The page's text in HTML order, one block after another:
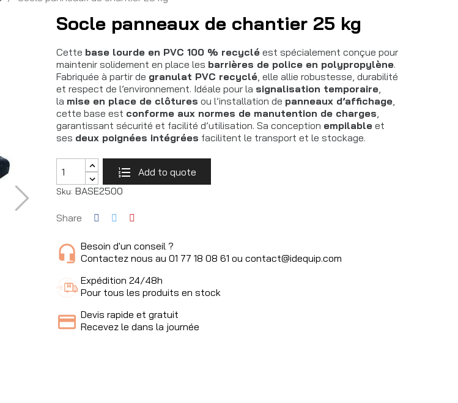
Socle panneaux de chantier 25 kg
Cette base lourde en PVC 100 % recyclé est spécialement conçue pour
maintenir solidement en place les barrières de police en polypropylène.
Fabriquée à partir de granulat PVC recyclé, elle allie robustesse, durabilité
et respect de l’environnement. Idéale pour la signalisation temporaire,
la mise en place de clôtures ou l’installation de panneaux d’affichage,
cette base est conforme aux normes de manutention de charges,
garantissant sécurité et facilité d’utilisation. Sa conception empilable et
ses deux poignées intégrées facilitent le transport et le stockage.
Add to quote
Sku: BASE2500
Share
Besoin d'un conseil ?
Contactez nous au 01 77 18 08 61 ou contact@idequip.com
Expédition 24/48h
Pour tous les produits en stock
Devis rapide et gratuit
Recevez le dans la journée